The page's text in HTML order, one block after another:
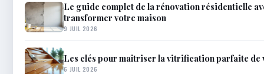
Le guide complet de la rénovation résidentielle
transformer votre maison
9 JUIL 2026
Les clés pour maîtriser la vitrification parfaite de
6 JUIL 2026